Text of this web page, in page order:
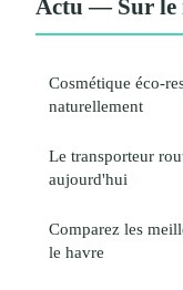
Actu — Sur le
Cosmétique éco-
naturellement
Le transporteur
aujourd'hui
Comparez les
le havre